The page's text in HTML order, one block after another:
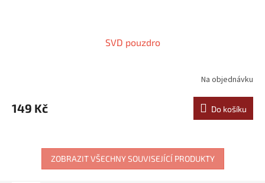
SVD pouzdro
Na objednávku
149 Kč Do košíku
ZOBRAZIT VŠECHNY SOUVISEJÍCÍ PRODUKTY